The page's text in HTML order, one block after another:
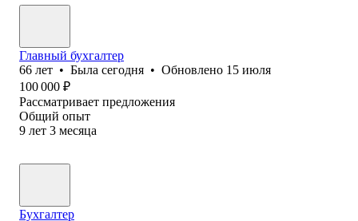
Главный бухгалтер
66 лет • Была сегодня • Обновлено 15 июля
100 000 ₽
Рассматривает предложения
Общий опыт
9 лет 3 месяца
Бухгалтер